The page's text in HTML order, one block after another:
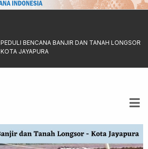
PEDULI BENCANA BANJIR DAN TANAH LONGSOR
KOTA JAYAPURA